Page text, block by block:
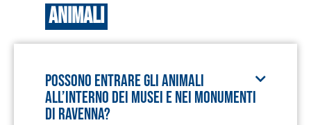
Animali
Possono entrare gli animali
all’interno dei musei e nei monumenti
di Ravenna?